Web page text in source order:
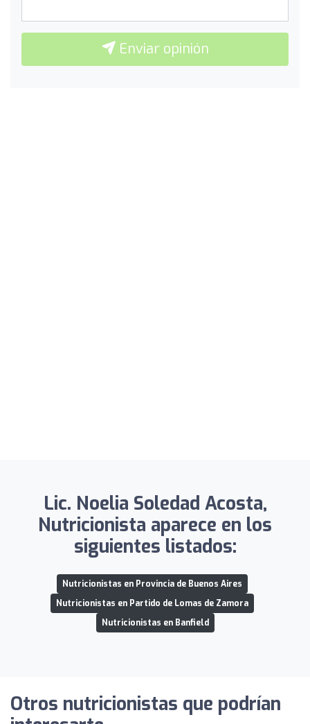
Enviar opinión
Lic. Noelia Soledad Acosta,
Nutricionista aparece en los
siguientes listados:
Nutricionistas en Provincia de Buenos Aires
Nutricionistas en Partido de Lomas de Zamora
Nutricionistas en Banfield
Otros nutricionistas que podrían